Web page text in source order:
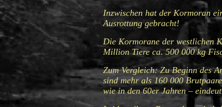
Inzwischen hat der Kormoran
Ausrottung gebracht!
Die Kormorane der westlichen
Million Tiere ca. 500 000 kg
Zum Vergleich: Zu Beginn des
sind mehr als 160 000
wie in den 60er Jahren –